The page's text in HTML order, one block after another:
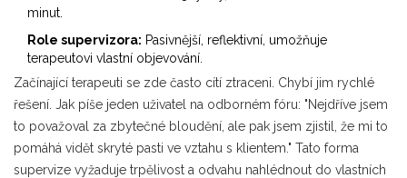
minut.
Role supervizora: Pasivnější, reflektivní, umožňuje
terapeutovi vlastní objevování.
Začínající terapeuti se zde často cítí ztraceni. Chybí jim rychlé
řešení. Jak píše jeden uživatel na odborném fóru: "Nejdříve jsem
to považoval za zbytečné bloudění, ale pak jsem zjistil, že mi to
pomáhá vidět skryté pasti ve vztahu s klientem." Tato forma
supervize vyžaduje trpělivost a odvahu nahlédnout do vlastních